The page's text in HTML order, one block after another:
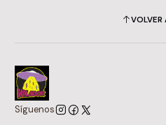
VOLVER
Síguenos